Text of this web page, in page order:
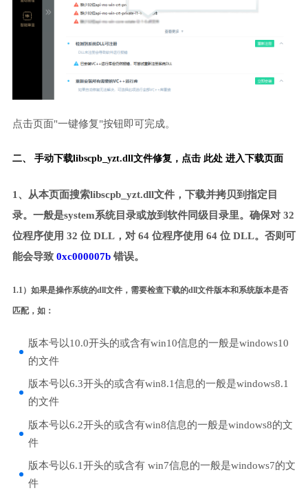
点击页面"一键修复"按钮即可完成。
二、 手动下载libscpb_yzt.dll文件修复， 点击 此处 进入下载页面
1、从本页面搜索libscpb_yzt.dll文件，下载并拷贝到指定目
录。一般是system系统目录或放到软件同级目录里。确保对 32
位程序使用 32 位 DLL，对 64 位程序使用 64 位 DLL。否则可
能会导致 0xc000007b错误。
1.1）如果是操作系统的dll文件，需要检查下载的dll文件版本和系统版本是否
匹配，如：
版本号以10.0开头的或含有win10信息的一般是windows10
的文件
版本号以6.3开头的或含有win8.1信息的一般是windows8.1
的文件
版本号以6.2开头的或含有win8信息的一般是windows8的文
件
版本号以6.1开头的或含有 win7信息的一般是windows7的文
件